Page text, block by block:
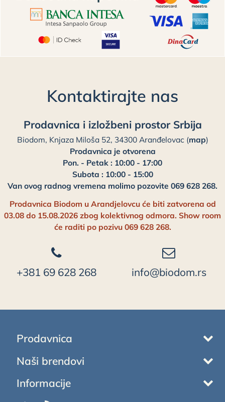
Kontaktirajte nas
Prodavnica i izložbeni prostor Srbija
Biodom, Knjaza Miloša 52, 34300 Aranđelovac (map)
Prodavnica je otvorena
Pon. - Petak : 10:00 - 17:00
Subota : 10:00 - 15:00
Van ovog radnog vremena molimo pozovite 069 628 268.
Prodavnica Biodom u Arandjelovcu će biti zatvorena od
03.08 do 15.08.2026 zbog kolektivnog odmora. Show room
će raditi po pozivu 069 628 268.
+381 69 628 268 info@biodom.rs
Prodavnica
Naši brendovi
Informacije